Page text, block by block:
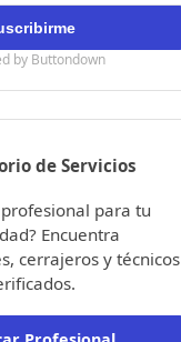
by Buttondown
de Servicios
profesional para tu
Encuentra
cerrajeros y técnicos